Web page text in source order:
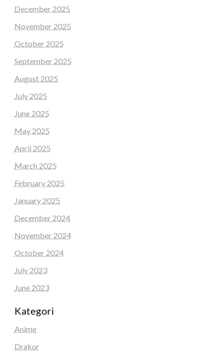
December 2025
November 2025
October 2025
September 2025
August 2025
July 2025
June 2025
May 2025
April 2025
March 2025
February 2025
January 2025
December 2024
November 2024
October 2024
July 2023
June 2023
Kategori
Anime
Drakor